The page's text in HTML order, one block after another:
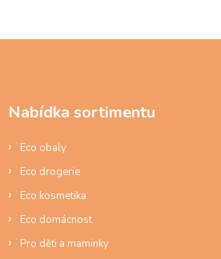
u
Nabídka sortimentu
Eco obaly
Eco drogerie
Eco kosmetika
Eco domácnost
Pro děti a maminky